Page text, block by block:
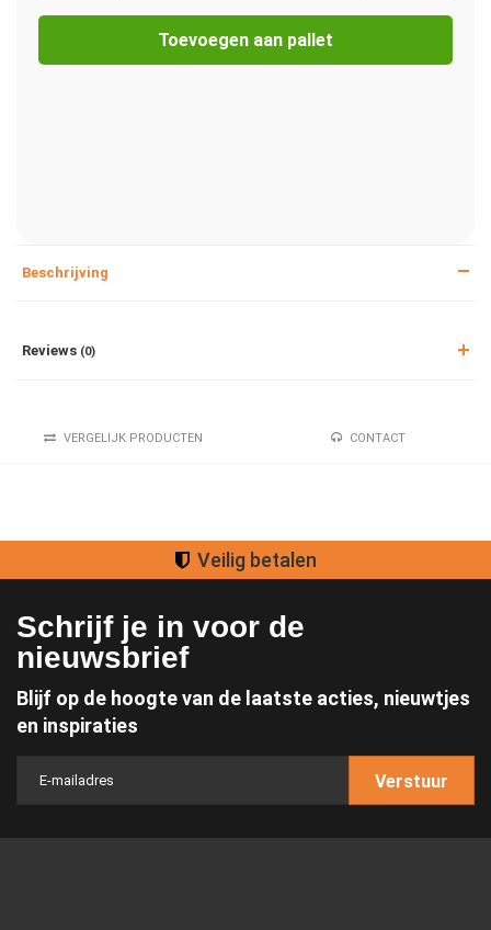
Toevoegen aan pallet
Beschrijving
Reviews (0)
VERGELIJK PRODUCTEN CONTACT
Veilig betalen
Schrijf je in voor de
nieuwsbrief
Blijf op de hoogte van de laatste acties, nieuwtjes
en inspiraties
Verstuur